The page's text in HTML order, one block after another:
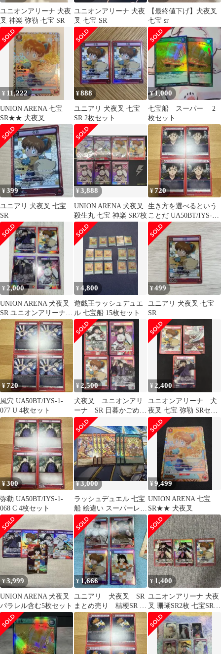
ユニオンアリーナ 犬夜
叉 神楽 弥勒 七宝 SR
ユニオンアリーナ 犬夜
叉 七宝 SR
【最終値下げ】犬夜叉
七宝 sr
¥ 11,222
UNION ARENA 七宝
SR★★ 犬夜叉
¥888
ユニアリ 犬夜叉 七宝
SR 2枚セット
¥1,000
七宝船 スーパー 2
枚セット
¥399
ユニアリ 犬夜叉 七宝
SR
¥3,888
UNION ARENA 犬夜叉
殺生丸 七宝 神楽 SR7枚
¥720
生き方を選べるという
ことだ UA50BT/IYS-1-
073 U 4枚セット
¥ 2,000
UNION ARENA 犬夜叉
SR ユニオンアリーナ
弥勒 七宝 奈落 神
楽
¥4,800
遊戯王ラッシュデュエ
ル 七宝船 15枚セット
¥499
ユニアリ 犬夜叉 七宝
SR
¥720
風穴 UA50BT/IYS-1-
077 U 4枚セット
¥2,500
犬夜叉 ユニオンアリ
ーナ SR 日暮かごめ
神楽 七宝 奈落
¥2,400
ユニオンアリーナ 犬
夜叉 七宝 弥勒 SRセッ
ト
¥300
弥勒 UA50BT/IYS-1-
068 C 4枚セット
¥3,000
ラッシュデュエル 七宝
船 絵違い スーパーレア
３枚
¥9,499
UNION ARENA 七宝
SR★★ 犬夜叉
¥3,999
UNION ARENA 犬夜叉
パラレル含む5枚セット
¥ 1,666
ユニアリ 犬夜叉 SR
まとめ売り 桔梗SR 七
宝SR 鋼牙SR りんSR
¥1,400
ユニオンアリーナ 犬夜
叉 珊瑚SR2枚 七宝SR1
枚 計3枚セット